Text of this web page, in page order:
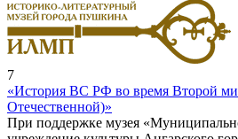
7
«История ВС РФ во время Второй
Отечественной)»
При поддержке музея